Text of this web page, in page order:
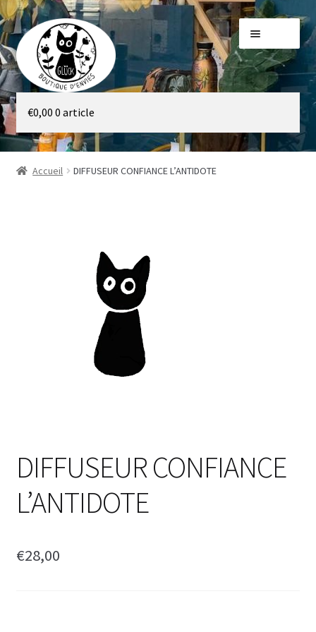
Aller
à
la
navigation
Aller
au
contenu
Galerie
Boutique
€0,00 0 article
Accueil DIFFUSEUR CONFIANCE L’ANTIDOTE
DIFFUSEUR CONFIANCE
L’ANTIDOTE
€28,00